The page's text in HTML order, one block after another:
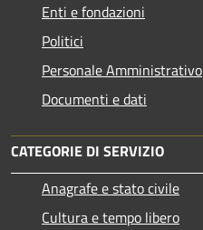
Enti e fondazioni
Politici
Personale Amministrativo
Documenti e dati
CATEGORIE DI SERVIZIO
Anagrafe e stato civile
Cultura e tempo libero